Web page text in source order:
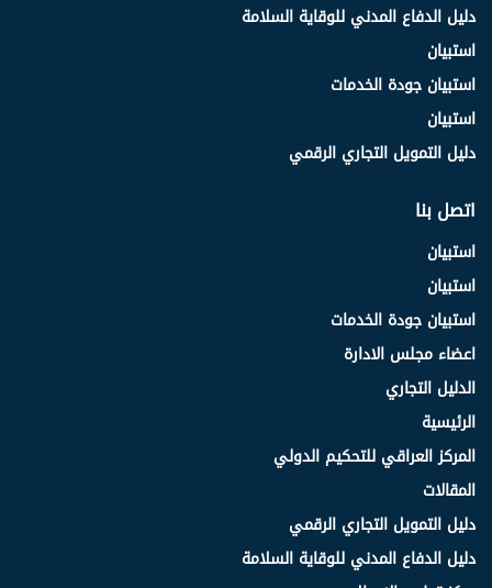
دليل الدفاع المدني للوقاية السلامة
استبيان
استبيان جودة الخدمات
استبيان
دليل التمويل التجاري الرقمي
اتصل بنا
استبيان
استبيان
استبيان جودة الخدمات
اعضاء مجلس الادارة
الدليل التجاري
الرئيسية
المركز العراقي للتحكيم الدولي
المقالات
دليل التمويل التجاري الرقمي
دليل الدفاع المدني للوقاية السلامة